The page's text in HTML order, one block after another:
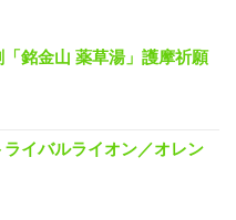
銘金山 薬草湯」護摩祈願
イバルライオン／オレン